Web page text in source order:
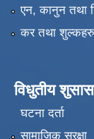
एन, कानुन तथा
कर तथा शुल्कहरु
विधुतीय
घटना दर्ता
सामाजिक सुरक्षा